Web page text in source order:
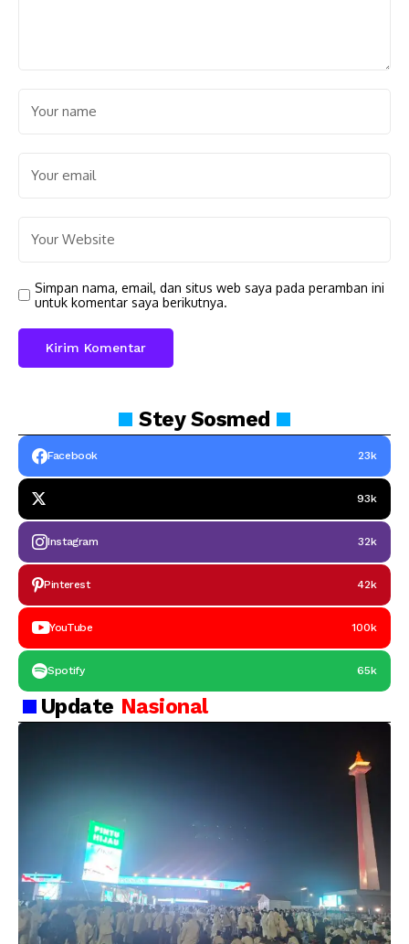
Simpan nama, email, dan situs web saya pada peramban ini
untuk komentar saya berikutnya.
SteySosmed
Facebook 23k
93k
Instagram 32k
Pinterest 42k
YouTube 100k
Spotify 65k
Update Nasional